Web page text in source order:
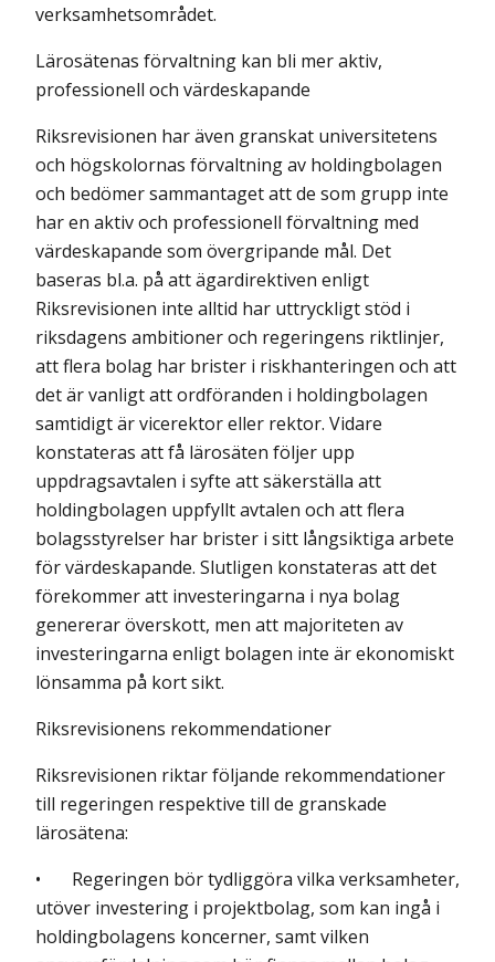
verksamhetsområdet.
Lärosätenas förvaltning kan bli mer aktiv,
professionell och värdeskapande
Riksrevisionen har även granskat universitetens
och högskolornas förvaltning av holdingbolagen
och bedömer sammantaget att de som grupp inte
har en aktiv och professionell förvaltning med
värdeskapande som övergripande mål. Det
baseras bl.a. på att ägardirektiven enligt
Riksrevisionen inte alltid har uttryckligt stöd i
riksdagens ambitioner och regeringens riktlinjer,
att flera bolag har brister i riskhanteringen och att
det är vanligt att ordföranden i holdingbolagen
samtidigt är vicerektor eller rektor. Vidare
konstateras att få lärosäten följer upp
uppdragsavtalen i syfte att säkerställa att
holdingbolagen uppfyllt avtalen och att flera
bolagsstyrelser har brister i sitt långsiktiga arbete
för värdeskapande. Slutligen konstateras att det
förekommer att investering­arna i nya bolag
genererar överskott, men att majoriteten av
investeringarna enligt bolagen inte är ekonomiskt
lönsamma på kort sikt.
Riksrevisionens rekommendationer
Riksrevisionen riktar följande rekommendationer
till regeringen respektive till de granskade
lärosätena:
• Regeringen bör tydliggöra vilka verksamheter,
utöver investering i projektbolag, som kan ingå i
holdingbolagens koncerner, samt vilken